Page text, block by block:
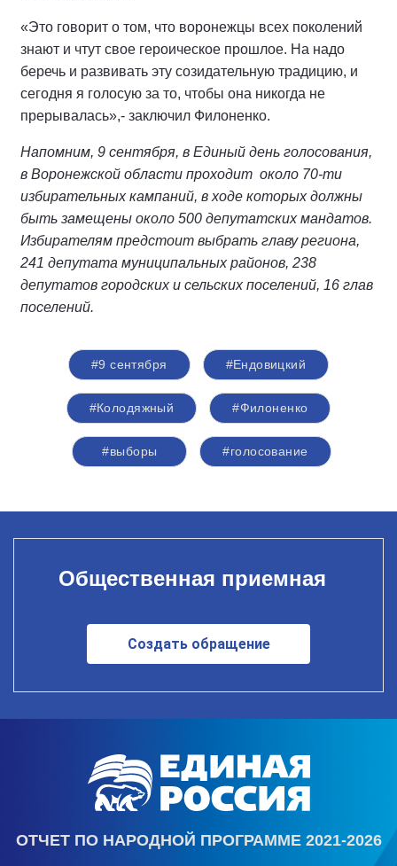
«Это говорит о том, что воронежцы всех поколений
знают и чтут свое героическое прошлое. На надо
беречь и развивать эту созидательную традицию, и
сегодня я голосую за то, чтобы она никогда не
прерывалась»,- заключил Филоненко.
Напомним, 9 сентября, в Единый день голосования,
в Воронежской области проходит около 70-ти
избирательных кампаний, в ходе которых должны
быть замещены около 500 депутатских мандатов.
Избирателям предстоит выбрать главу региона,
241 депутата муниципальных районов, 238
депутатов городских и сельских поселений, 16 глав
поселений.
#9 сентября #Ендовицкий
#Колодяжный #Филоненко
#выборы #голосование
Общественная приемная
Создать обращение
ОТЧЕТ ПО НАРОДНОЙ ПРОГРАММЕ 2021-2026